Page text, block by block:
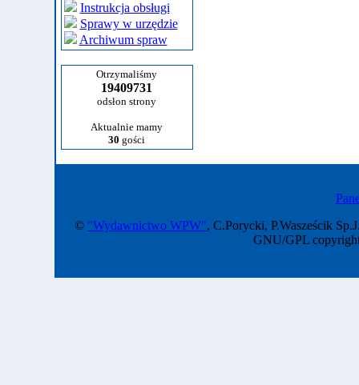
Instrukcja obsługi
Sprawy w urzędzie
Archiwum spraw
Otrzymaliśmy
19409731
odsłon strony
Aktualnie mamy
30 gości
© "Wydawnictwo WPW", C.Porycki, P.Wasześcik
GNU/GPL